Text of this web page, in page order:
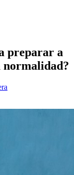
preparar a
normalidad?